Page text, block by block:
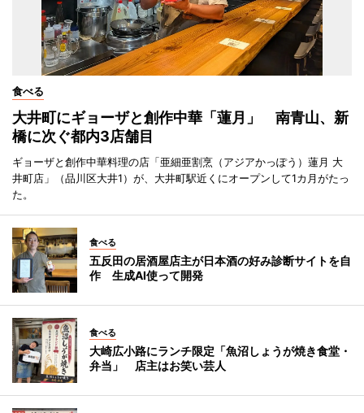
食べる
大井町にギョーザと創作中華「蓮月」 南青山、新
橋に次ぐ都内3店舗目
ギョーザと創作中華料理の店「亜細亜割烹（アジアかっぽう）蓮月 大
井町店」（品川区大井1）が、大井町駅近くにオープンして1カ月がたっ
た。
食べる
五反田の居酒屋店主が日本酒の好み診断サイトを自
作 生成AI使って開発
食べる
大崎広小路にランチ限定「魚沼しょうが焼き食堂・
弁当」 店主はお笑い芸人